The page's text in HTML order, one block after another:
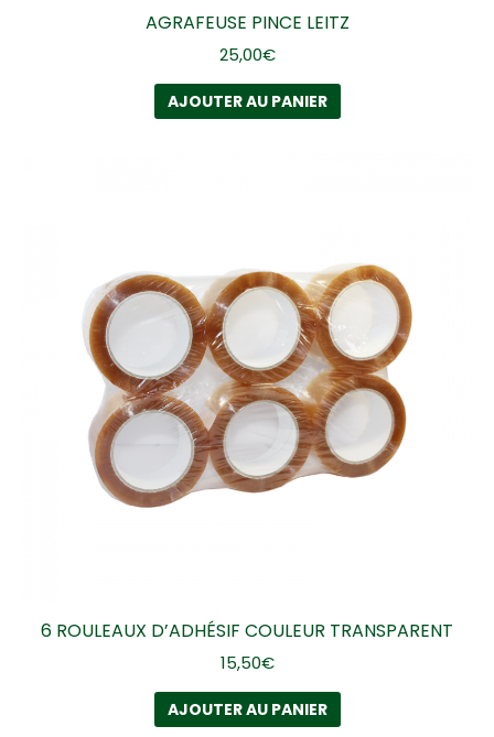
AGRAFEUSE PINCE LEITZ
25,00€
AJOUTER AU PANIER
6 ROULEAUX D’ADHÉSIF COULEUR TRANSPARENT
15,50€
AJOUTER AU PANIER